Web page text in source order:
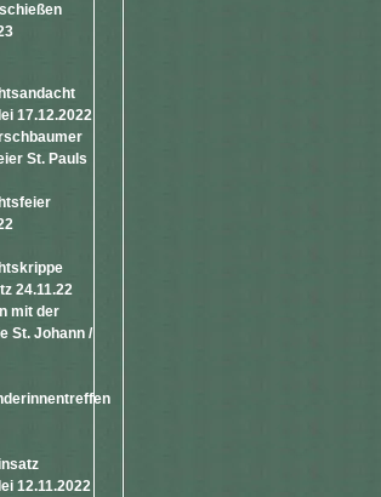
17.12.2022
St. Pauls
24.11.22
mit der
St. Johann /
12.11.2022